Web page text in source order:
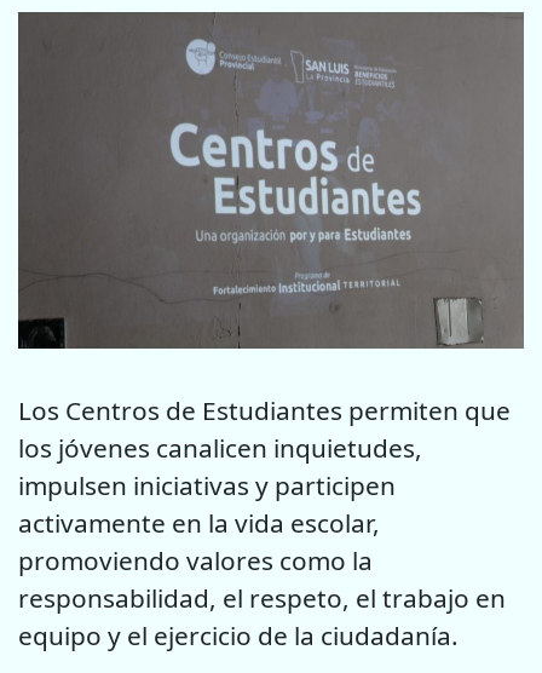
Los Centros de Estudiantes permiten que
los jóvenes canalicen inquietudes,
impulsen iniciativas y participen
activamente en la vida escolar,
promoviendo valores como la
responsabilidad, el respeto, el trabajo en
equipo y el ejercicio de la ciudadanía.